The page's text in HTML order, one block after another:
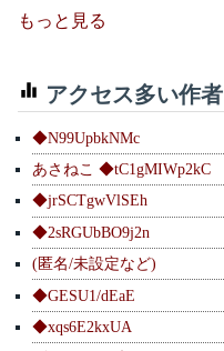
もっと見る
アクセス多い作者
◆N99UpbkNMc
あさねこ ◆tC1gMIWp2kC
◆jrSCTgwVlSEh
◆2sRGUbBO9j2n
(匿名/未設定など)
◆GESU1/dEaE
◆xqs6E2kxUA